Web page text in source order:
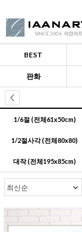
BEST
판화
1/6절 (전체61x50cm)
1/2절사각 (전체80x80)
대작 (전체195x85cm)